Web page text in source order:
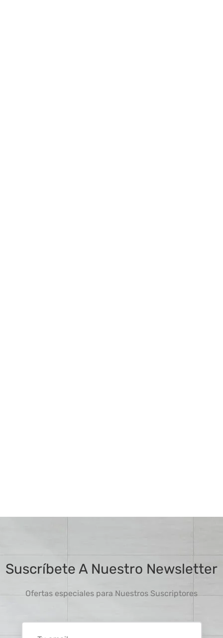
Suscríbete A Nuestro Newsletter
Ofertas especiales para Nuestros Suscriptores